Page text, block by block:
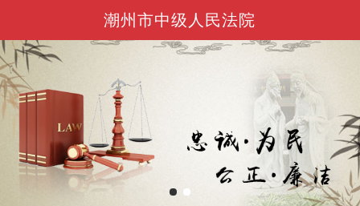
潮州市中级人民法院